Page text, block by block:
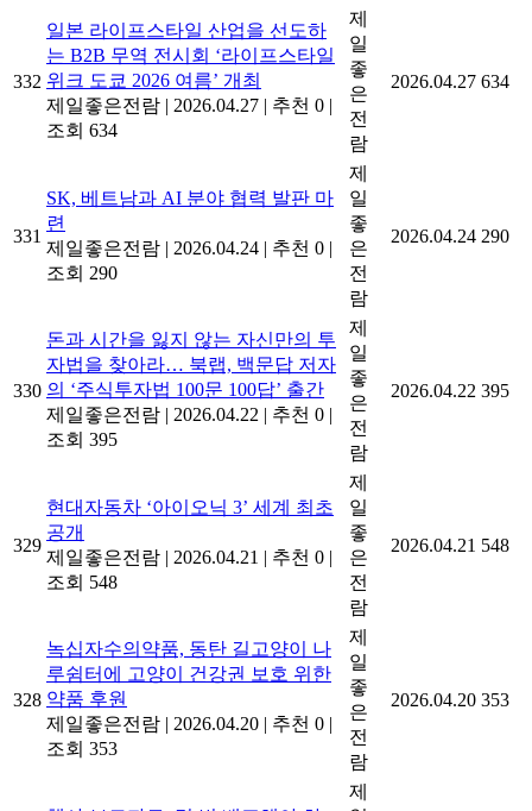
332
일본 라이프스타일 산업을 선도하
는 B2B 무역 전시회 ‘라이프스타일
위크 도쿄 2026 여름’ 개최
제일좋은전람 | 2026.04.27 | 추천 0 |
조회 634
제
일
좋
은
전
람
2026.04.27 634
331
SK, 베트남과 AI 분야 협력 발판 마
련
제일좋은전람 | 2026.04.24 | 추천 0 |
조회 290
제
일
좋
은
전
람
2026.04.24 290
330
돈과 시간을 잃지 않는 자신만의 투
자법을 찾아라… 북랩, 백문답 저자
의 ‘주식투자법 100문 100답’ 출간
제일좋은전람 | 2026.04.22 | 추천 0 |
조회 395
제
일
좋
은
전
람
2026.04.22 395
329
현대자동차 ‘아이오닉 3’ 세계 최초
공개
제일좋은전람 | 2026.04.21 | 추천 0 |
조회 548
제
일
좋
은
전
람
2026.04.21 548
328
녹십자수의약품, 동탄 길고양이 나
루쉼터에 고양이 건강권 보호 위한
약품 후원
제일좋은전람 | 2026.04.20 | 추천 0 |
조회 353
제
일
좋
은
전
람
2026.04.20 353
제